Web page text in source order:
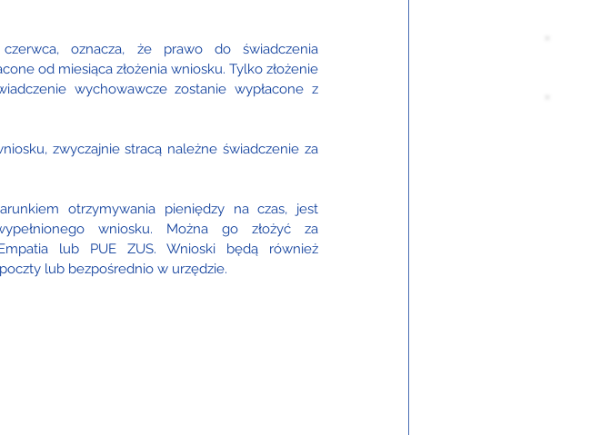
oznacza, że prawo do świadczenia
od miesiąca złożenia wniosku. Tylko złożenie
wychowawcze zostanie wypłacone z
zwyczajnie stracą należne świadczenie za
otrzymywania pieniędzy na czas, jest
wniosku. Można go złożyć za
lub PUE ZUS. Wnioski będą również
lub bezpośrednio w urzędzie.